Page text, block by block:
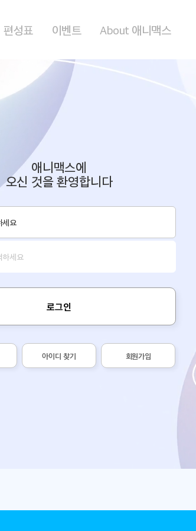
편성표 이벤트 About 애니맥스
애니맥스에
오신 것을 환영합니다
로그인
아이디 찾기 회원가입